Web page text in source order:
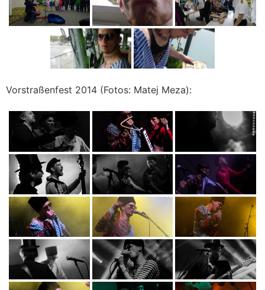
Vorstraßenfest 2014 (Fotos: Matej Meza):